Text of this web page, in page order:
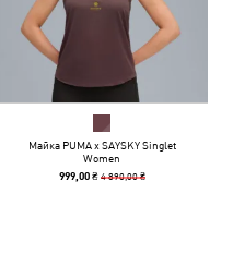
Майка PUMA x SAYSKY Singlet
Women
999,00 ₴ 4 890,00 ₴